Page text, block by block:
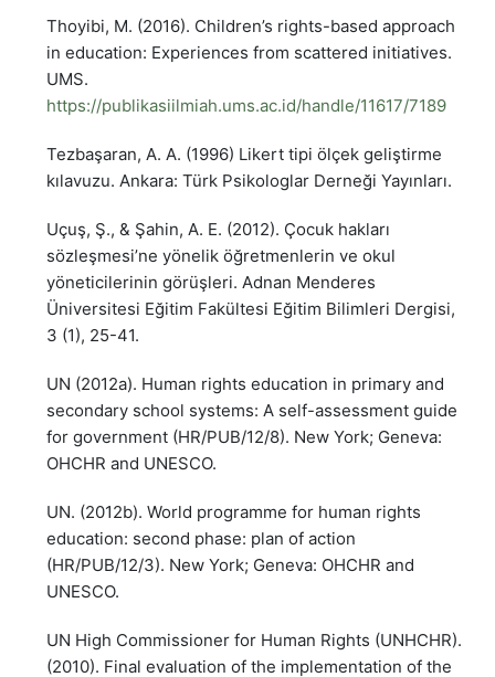
Thoyibi, M. (2016). Children’s rights-based approach
in education: Experiences from scattered initiatives.
UMS.
https://publikasiilmiah.ums.ac.id/handle/11617/7189
Tezbaşaran, A. A. (1996) Likert tipi ölçek geliştirme
kılavuzu. Ankara: Türk Psikologlar Derneği Yayınları.
Uçuş, Ş., & Şahin, A. E. (2012). Çocuk hakları
sözleşmesi’ne yönelik öğretmenlerin ve okul
yöneticilerinin görüşleri. Adnan Menderes
Üniversitesi Eğitim Fakültesi Eğitim Bilimleri Dergisi,
3 (1), 25-41.
UN (2012a). Human rights education in primary and
secondary school systems: A self-assessment guide
for government (HR/PUB/12/8). New York; Geneva:
OHCHR and UNESCO.
UN. (2012b). World programme for human rights
education: second phase: plan of action
(HR/PUB/12/3). New York; Geneva: OHCHR and
UNESCO.
UN High Commissioner for Human Rights (UNHCHR).
(2010). Final evaluation of the implementation of the